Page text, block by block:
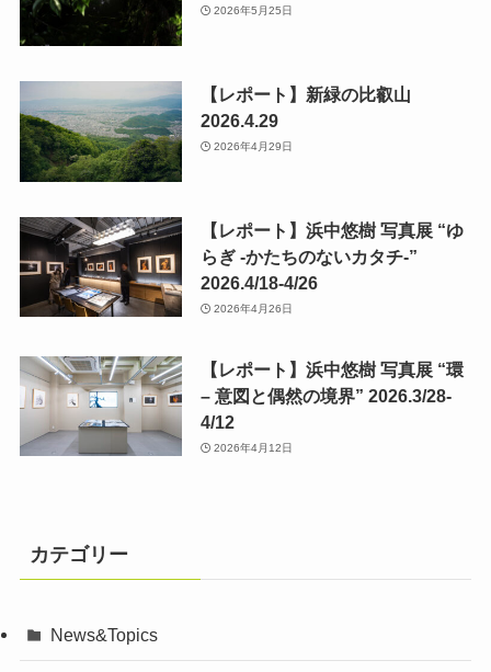
2026年5月25日
【レポート】新緑の比叡山
2026.4.29
2026年4月29日
【レポート】浜中悠樹 写真展 “ゆ
らぎ -かたちのないカタチ-”
2026.4/18-4/26
2026年4月26日
【レポート】浜中悠樹 写真展 “環
– 意図と偶然の境界” 2026.3/28-
4/12
2026年4月12日
カテゴリー
News&Topics